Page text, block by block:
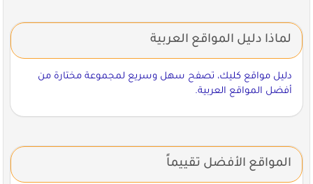
لماذا دليل المواقع العربية
دليل مواقع كليك، تصفح سهل وسريع لمجموعة مختارة من
أفضل المواقع العربية.
المواقع الأفضل تقييماً